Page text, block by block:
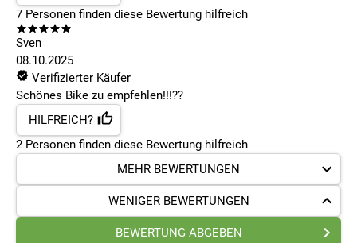
7 Personen finden diese Bewertung hilfreich
Sven
08.10.2025
Verifizierter Käufer
Schönes Bike zu empfehlen!!!??
HILFREICH?
2 Personen finden diese Bewertung hilfreich
MEHR BEWERTUNGEN
WENIGER BEWERTUNGEN
BEWERTUNG ABGEBEN